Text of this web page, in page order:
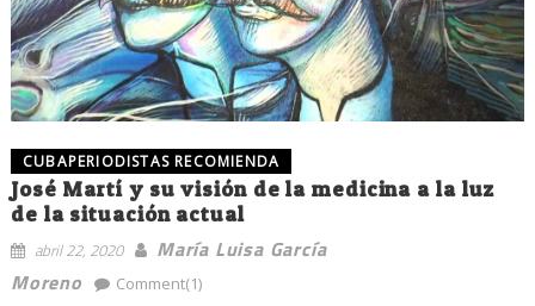
CUBAPERIODISTAS RECOMIENDA
José Martí y su visión de la medicina a la luz
de la situación actual
abril 22, 2020
María Luisa García
Moreno
Comment(1)